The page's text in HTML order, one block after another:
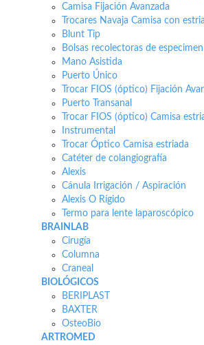
Camisa Fijación Avanzada
Trocares Navaja Camisa con
Blunt Tip
Bolsas recolectoras de especimen
Mano Asistida
Puerto Único
Trocar FIOS (óptico) Fijación
Puerto Transanal
Trocar FIOS (óptico) Camisa
Instrumental
Trocar Óptico Camisa estriada
Catéter de colangiografía
Alexis
Cánula Irrigación / Aspiración
Alexis O Rígido
Termo para lente laparoscópico
BRAINLAB
Cirugía
Columna
Craneal
BIOLÓGICOS
BERIPLAST
BAXTER
OsteoBio
ARTROMED